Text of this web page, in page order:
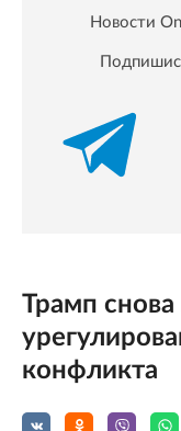
Новости
Трамп снова
конфликта